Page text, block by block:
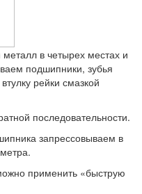
в четырех местах и
подшипники, зубья
рейки смазкой
последовательности.
запрессовываем в
применить «быструю